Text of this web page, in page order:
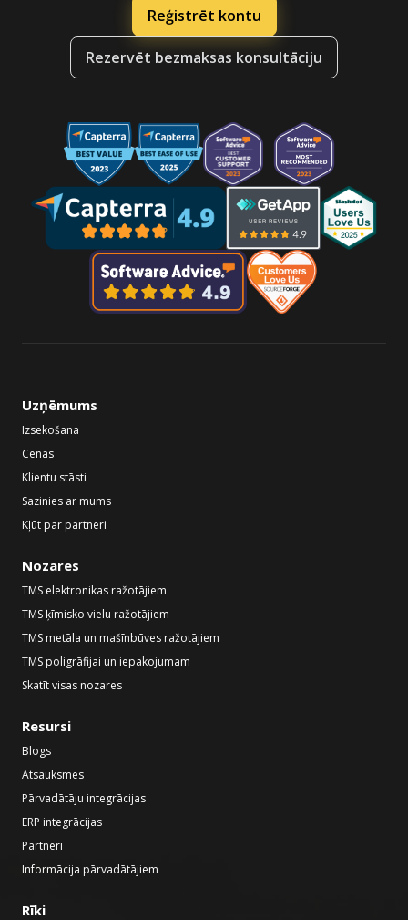
Reģistrēt kontu
Rezervēt bezmaksas konsultāciju
Uzņēmums
Izsekošana
Cenas
Klientu stāsti
Sazinies ar mums
Kļūt par partneri
Nozares
TMS elektronikas ražotājiem
TMS ķīmisko vielu ražotājiem
TMS metāla un mašīnbūves ražotājiem
TMS poligrāfijai un iepakojumam
Skatīt visas nozares
Resursi
Blogs
Atsauksmes
Pārvadātāju integrācijas
ERP integrācijas
Partneri
Informācija pārvadātājiem
Rīki